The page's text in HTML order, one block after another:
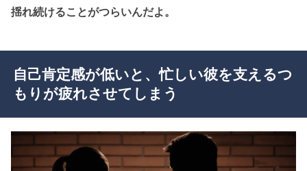
揺れ続けることがつらいんだよ。
自己肯定感が低いと、忙しい彼を支えるつ
もりが疲れさせてしまう